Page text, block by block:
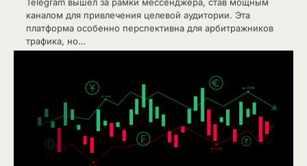
Telegram вышел за рамки мессенджера, став мощным
каналом для привлечения целевой аудитории. Эта
платформа особенно перспективна для арбитражников
трафика, но…